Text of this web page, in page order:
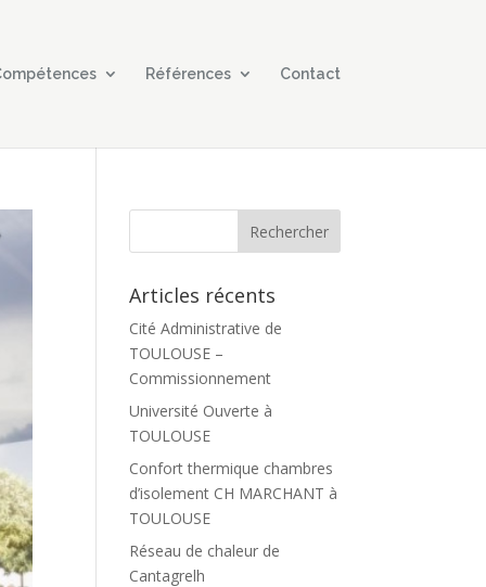
Références Contact
Articles récents
Cité Administrative de
TOULOUSE –
Commissionnement
Université Ouverte à
TOULOUSE
Confort thermique chambres
d’isolement CH MARCHANT à
TOULOUSE
Réseau de chaleur de
Cantagrelh